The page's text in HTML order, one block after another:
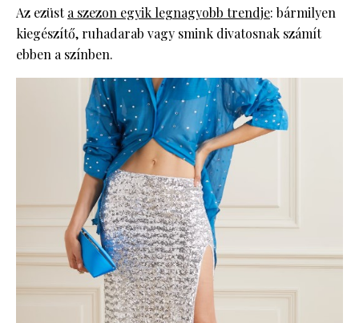
Az ezüsta szezon egyik legnagyobb trendje: bármilyen
kiegészítő, ruhadarab vagy smink divatosnak számít
ebben a színben.